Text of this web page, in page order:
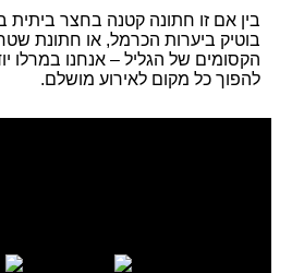
בין אם זו חתונה קטנה בחצר ביתית
בוטיק ביערות הכרמל, או חתונת
הקסומים של הגליל – אנחנו במרלו
להפוך כל מקום לאירוע מושלם.